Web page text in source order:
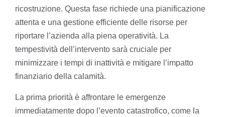
ricostruzione. Questa fase richiede una pianificazione
attenta e una gestione efficiente delle risorse per
riportare l’azienda alla piena operatività. La
tempestività dell’intervento sarà cruciale per
minimizzare i tempi di inattività e mitigare l’impatto
finanziario della calamità.
La prima priorità è affrontare le emergenze
immediatamente dopo l’evento catastrofico, come la